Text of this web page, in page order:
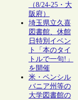
（8/24-25・大
阪府）
埼玉県立久喜
図書館、休館
日特別イベン
ト「本のタイ
トルで一句!」
を開催
米・ペンシル
バニア州等の
大学図書館の